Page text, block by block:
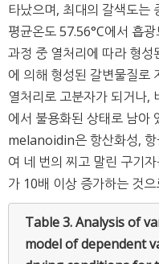
타났으며, 최대의 갈색도는
평균온도 57.56°C에서 흡
과정 중 열처리에 따라 형
에 의해 형성된 갈변물질로
열처리로 고분자가 되거나,
에서 불용화된 상태로 남아
melanoidin은 항산화성, 항
여 네 번의 찌고 말린 구기
가 10배 이상 증가하는 것
Table 3.Analysis of
model of dependent